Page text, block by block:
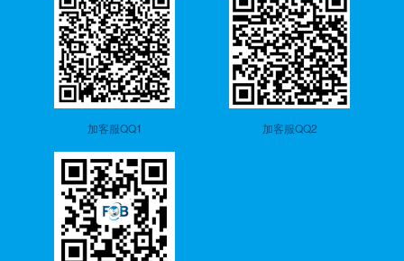
加客服QQ1 加客服QQ2